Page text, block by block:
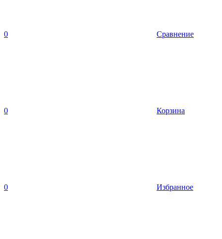
0 Сравнение
0 Корзина
0 Избранное